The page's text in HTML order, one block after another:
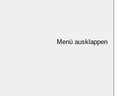
Menü ausklappen